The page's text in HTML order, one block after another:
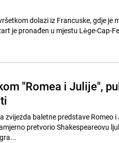
dolazi iz Francuske, gdje je
je pronađen u mjestu Lège-Cap-
"Romea i Julije",
zvijezda baletne predstave Romeo
pretvorio Shakespeareovu